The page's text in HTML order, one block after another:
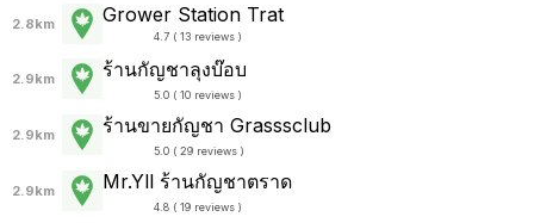
2.8km Grower Station Trat
4.7 ( 13 reviews )
2.9km ร้านกัญชาลุงบ๊อบ
5.0 ( 10 reviews )
2.9km ร้านขายกัญชา Grasssclub
5.0 ( 29 reviews )
2.9km Mr.Yll ร้านกัญชาตราด
4.8 ( 19 reviews )